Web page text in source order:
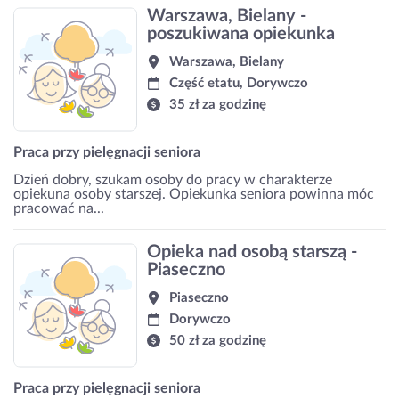
Warszawa, Bielany -
poszukiwana opiekunka
Warszawa, Bielany
Część etatu, Dorywczo
35 zł za godzinę
Praca przy pielęgnacji seniora
Dzień dobry, szukam osoby do pracy w charakterze
opiekuna osoby starszej. Opiekunka seniora powinna móc
pracować na...
Opieka nad osobą starszą -
Piaseczno
Piaseczno
Dorywczo
50 zł za godzinę
Praca przy pielęgnacji seniora